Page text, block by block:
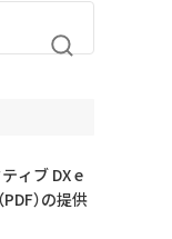
ィブ DX e
）の提供